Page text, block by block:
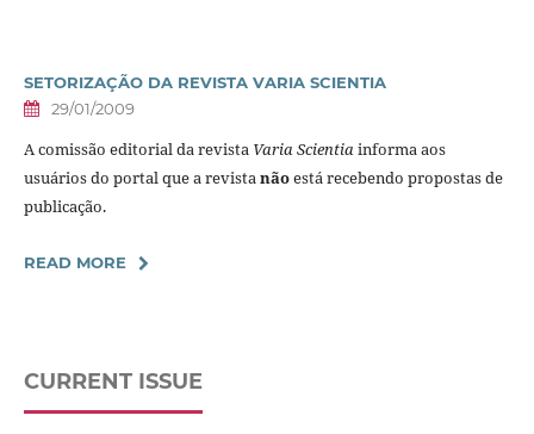
SETORIZAÇÃO DA REVISTA VARIA SCIENTIA
29/01/2009
A comissão editorial da revista Varia Scientiainforma aos
usuários do portal que a revistanãoestá recebendo propostas de
publicação.
READ MORE
CURRENT ISSUE